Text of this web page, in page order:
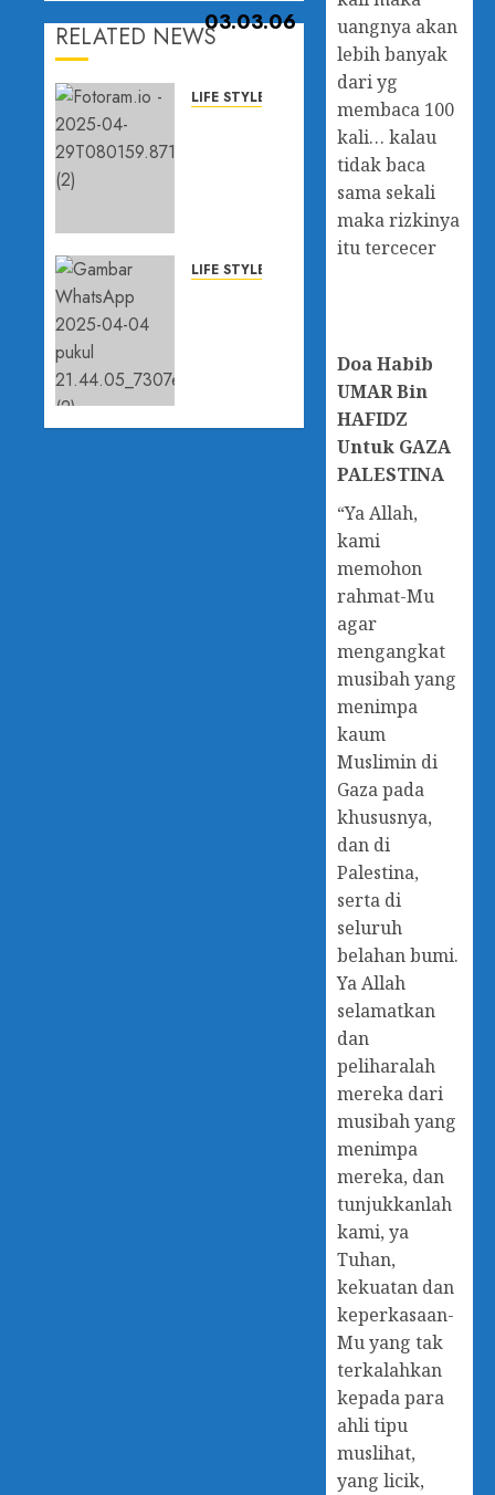
RELATED NEWS
LIFE STYLE
Budaya
LIFE STYLE
uangnya akan
lebih banyak
dari yg
membaca 100
kali… kalau
tidak baca
sama sekali
maka rizkinya
itu tercecer
DoaHabib
UMAR Bin
HAFIDZ
Untuk GAZA
PALESTINA
“Ya Allah,
kami
memohon
rahmat-Mu
agar
mengangkat
musibah yang
menimpa
kaum
Muslimin di
Gaza pada
khususnya,
dan di
Palestina,
serta di
seluruh
belahan bumi.
Ya Allah
selamatkan
dan
peliharalah
mereka dari
musibah yang
menimpa
mereka, dan
tunjukkanlah
kami, ya
Tuhan,
kekuatan dan
keperkasaan-
Mu yang tak
terkalahkan
kepada para
ahli tipu
muslihat,
yang licik,